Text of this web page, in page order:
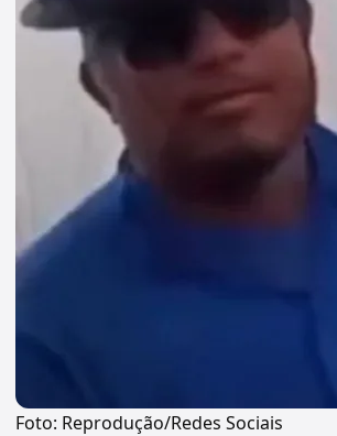
Foto: Reprodução/Redes Sociais